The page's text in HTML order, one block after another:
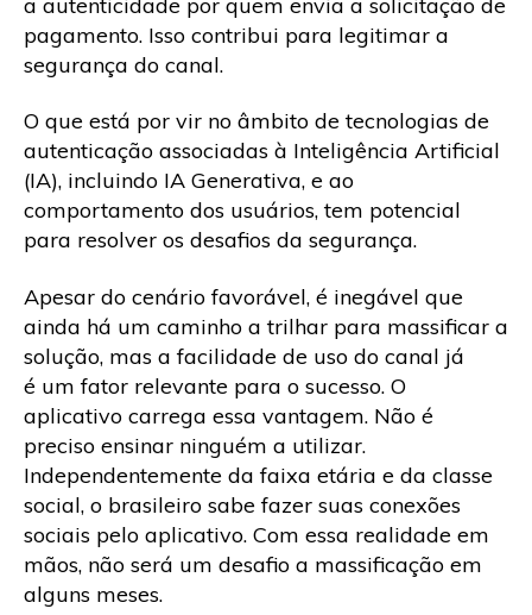
pagamento. Isso contribui para legitimar a
segurança do canal.
O que está por vir no âmbito de tecnologias de
autenticação associadas à Inteligência Artificial
(IA), incluindo IA Generativa, e ao
comportamento dos usuários, tem potencial
para resolver os desafios da segurança.
Apesar do cenário favorável, é inegável que
ainda há um caminho a trilhar para massificar a
solução, mas a facilidade de uso do canal já
é um fator relevante para o sucesso. O
aplicativo carrega essa vantagem. Não é
preciso ensinar ninguém a utilizar.
Independentemente da faixa etária e da classe
social, o brasileiro sabe fazer suas conexões
sociais pelo aplicativo. Com essa realidade em
mãos, não será um desafio a massificação em
alguns meses.